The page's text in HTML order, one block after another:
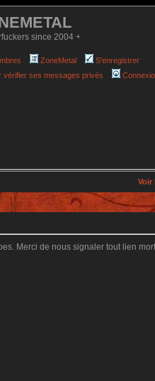
since 2004 +
ZoneMetal
S'enregistrer
vérifier ses messages privés
Voir
Merci de nous signaler tout lien